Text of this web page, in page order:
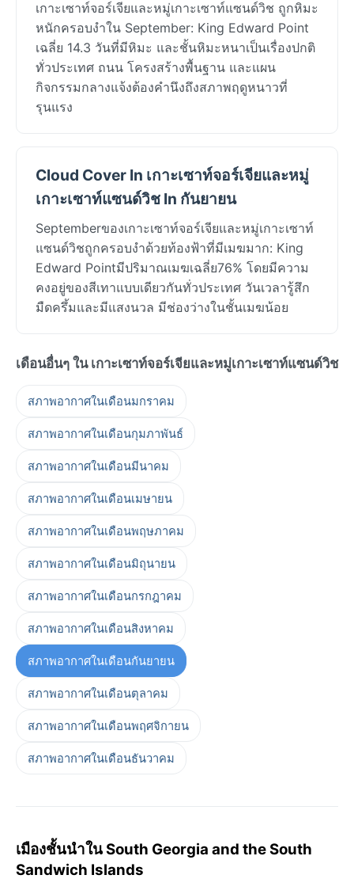
เกาะเซาท์จอร์เจียและหมู่เกาะเซาท์แซนด์วิช ถูกหิมะ
หนักครอบงำใน September: King Edward Point
เฉลี่ย 14.3 วันที่มีหิมะ และชั้นหิมะหนาเป็นเรื่องปกติ
ทั่วประเทศ ถนน โครงสร้างพื้นฐาน และแผน
กิจกรรมกลางแจ้งต้องคำนึงถึงสภาพฤดูหนาวที่
รุนแรง
Cloud Cover In เกาะเซาท์จอร์เจียและหมู่
เกาะเซาท์แซนด์วิช In กันยายน
Septemberของเกาะเซาท์จอร์เจียและหมู่เกาะเซาท์
แซนด์วิชถูกครอบงำด้วยท้องฟ้าที่มีเมฆมาก: King
Edward Pointมีปริมาณเมฆเฉลี่ย76% โดยมีความ
คงอยู่ของสีเทาแบบเดียวกันทั่วประเทศ วันเวลารู้สึก
มืดครึ้มและมีแสงนวล มีช่องว่างในชั้นเมฆน้อย
เดือนอื่นๆ ใน เกาะเซาท์จอร์เจียและหมู่เกาะเซาท์แซนด์วิช
สภาพอากาศในเดือนมกราคม
สภาพอากาศในเดือนกุมภาพันธ์
สภาพอากาศในเดือนมีนาคม
สภาพอากาศในเดือนเมษายน
สภาพอากาศในเดือนพฤษภาคม
สภาพอากาศในเดือนมิถุนายน
สภาพอากาศในเดือนกรกฎาคม
สภาพอากาศในเดือนสิงหาคม
สภาพอากาศในเดือนกันยายน
สภาพอากาศในเดือนตุลาคม
สภาพอากาศในเดือนพฤศจิกายน
สภาพอากาศในเดือนธันวาคม
เมืองชั้นนำใน South Georgia and the South
Sandwich Islands